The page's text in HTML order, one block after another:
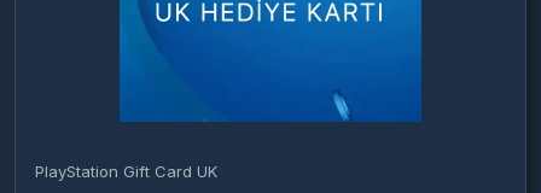
PlayStation Gift Card UK